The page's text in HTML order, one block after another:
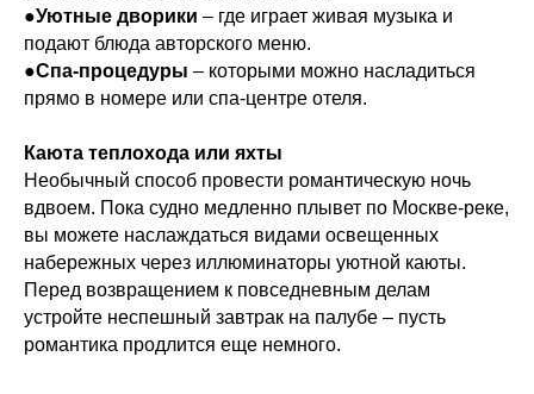
●Уютные дворики – где играет живая музыка и
подают блюда авторского меню.
●Спа-процедуры – которыми можно насладиться
прямо в номере или спа-центре отеля.
Каюта теплохода или яхты
Необычный способ провести романтическую ночь
вдвоем. Пока судно медленно плывет по Москве-реке,
вы можете наслаждаться видами освещенных
набережных через иллюминаторы уютной каюты.
Перед возвращением к повседневным делам
устройте неспешный завтрак на палубе – пусть
романтика продлится еще немного.